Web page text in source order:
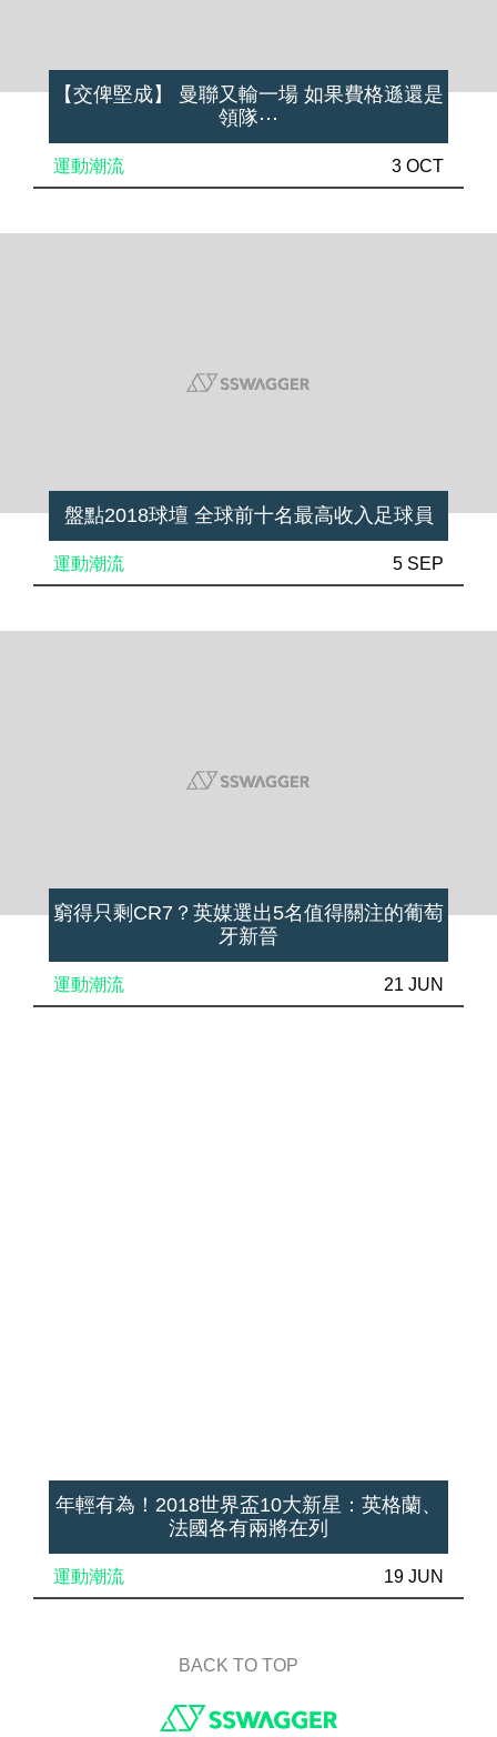
【交俾堅成】 曼聯又輸一場 如果費格遜還是
領隊⋯
運動潮流 3 OCT
盤點2018球壇 全球前十名最高收入足球員
運動潮流 5 SEP
窮得只剩CR7？英媒選出5名值得關注的葡萄
牙新晉
運動潮流 21 JUN
年輕有為！2018世界盃10大新星：英格蘭、
法國各有兩將在列
運動潮流 19 JUN
BACK TO TOP